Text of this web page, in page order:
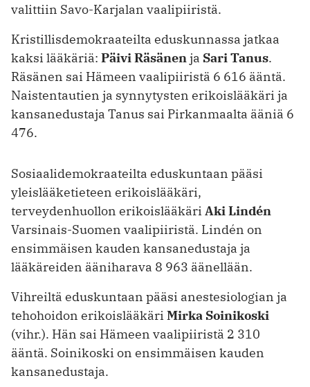
valittiin Savo-Karjalan vaalipiiristä.
Kristillisdemokraateilta eduskunnassa jatkaa
kaksi lääkäriä: Päivi Räsänenja Sari Tanus.
Räsänen sai Hämeen vaalipiiristä 6 616 ääntä.
Naistentautien ja synnytysten erikoislääkäri ja
kansanedustaja Tanus sai Pirkanmaalta ääniä 6
476.
Sosiaalidemokraateilta eduskuntaan pääsi
yleislääketieteen erikoislääkäri,
terveydenhuollon erikoislääkäri Aki Lindén
Varsinais-Suomen vaalipiiristä. Lindén on
ensimmäisen kauden kansanedustaja ja
lääkäreiden ääniharava 8 963 äänellään.
Vihreiltä eduskuntaan pääsi anestesiologian ja
tehohoidon erikoislääkäri Mirka Soinikoski
(vihr.). Hän sai Hämeen vaalipiiristä 2 310
ääntä. Soinikoski on ensimmäisen kauden
kansanedustaja.